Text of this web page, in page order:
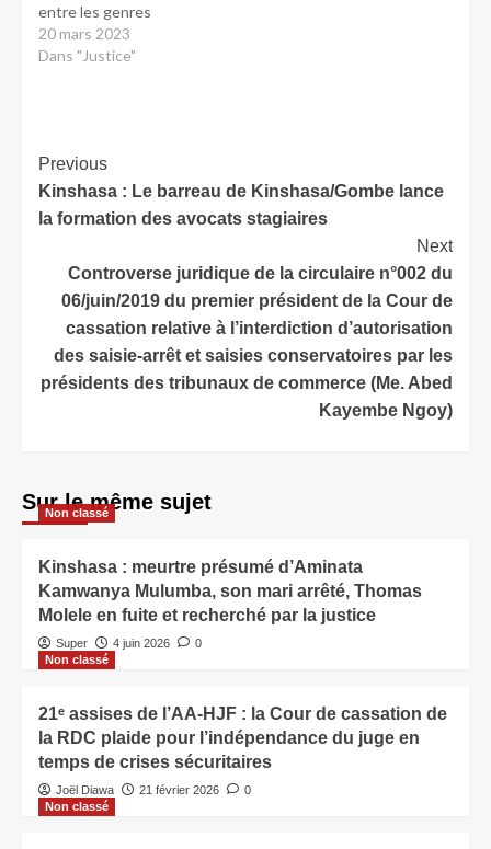
entre les genres
20 mars 2023
Dans "Justice"
Previous
Kinshasa : Le barreau de Kinshasa/Gombe lance
la formation des avocats stagiaires
Next
Controverse juridique de la circulaire n°002 du
06/juin/2019 du premier président de la Cour de
cassation relative à l’interdiction d’autorisation
des saisie-arrêt et saisies conservatoires par les
présidents des tribunaux de commerce (Me. Abed
Kayembe Ngoy)
Sur le même sujet
Non classé
Kinshasa : meurtre présumé d’Aminata
Kamwanya Mulumba, son mari arrêté, Thomas
Molele en fuite et recherché par la justice
Super 4 juin 2026
0
Non classé
21ᵉ assises de l’AA-HJF : la Cour de cassation de
la RDC plaide pour l’indépendance du juge en
temps de crises sécuritaires
Joël Diawa 21 février 2026
0
Non classé